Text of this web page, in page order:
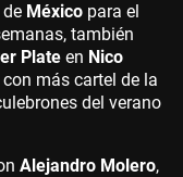
de México para el
también
Plate en Nico
más cartel de la
del verano
Alejandro Molero,